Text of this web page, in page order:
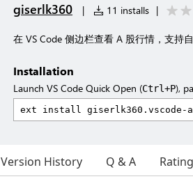
giserlk360 | 11 installs |
在 VS Code 侧边栏查看 A 股行情，支持
Installation
Launch VS Code Quick Open (Ctrl+P),
Version History Q & A